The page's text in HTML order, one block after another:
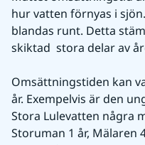
hur vatten förnyas i
blandas runt. Detta
skiktad  stora delar av
Omsättningstiden kan
år. Exempelvis är den
Stora Lulevatten några
Storuman 1 år, Mälaren